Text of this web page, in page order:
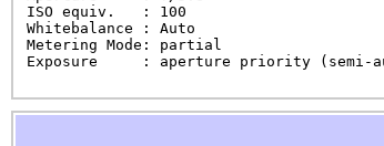
ISO equiv.   : 100
Whitebalance : Auto
Metering Mode: partial
Exposure     : aperture priority (semi-